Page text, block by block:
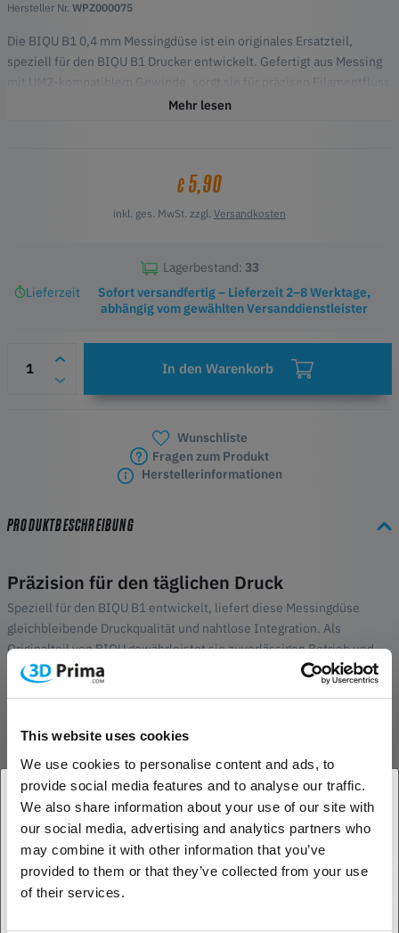
This website uses cookies
We use cookies to personalise content and ads, to
provide social media features and to analyse our traffic.
We also share information about your use of our site with
our social media, advertising and analytics partners who
may combine it with other information that you’ve
provided to them or that they’ve collected from your use
of their services.
Hersteller Nr. WPZ000075
Die BIQU B1 0,4 mm Messingdüse ist ein originales Ersatzteil,
speziell für den BIQU B1 Drucker entwickelt. Gefertigt aus Messing
mit UM2-kompatiblem Gewinde, sorgt sie für präzisen Filamentfluss
und verlässliche 3D-Druckqualität.
UM2-kompatibles Gewinde
Einfacher Austausch
Mehr lesen
€5,90
inkl. ges. MwSt. zzgl. Versandkosten
Lagerbestand: 33
Lieferzeit
Sofort versandfertig – Lieferzeit 2–8 Werktage,
abhängig vom gewählten Versanddienstleister
In den Warenkorb
Wunschliste
Fragen zum Produkt
Herstellerinformationen
PRODUKTBESCHREIBUNG
Präzision für den täglichen Druck
Speziell für den BIQU B1 entwickelt, liefert diese Messingdüse
gleichbleibende Druckqualität und nahtlose Integration. Als
Originalteil von BIQU gewährleistet sie zuverlässigen Betrieb und
unkomplizierten Austausch.
BEWERTUNGEN
Weitere passende Prdoukte
TOP-ARTIKEL
1. Sind Sie Geschäftskunde oder Privatkunde?
Geschäftskunde
Privatkunde